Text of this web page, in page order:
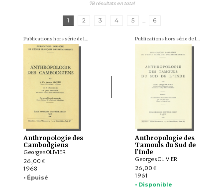
78 résultats en total
1 2 3 4 5 ... 6
Publications hors série de l'École française d'Extrême-Orient
Anthropologie des
Cambodgiens
Georges OLIVIER
26,00 €
1968
• Épuisé
Publications hors série de l'École française d'Extrême-Orient
Anthropologie des
Tamouls du Sud de
l'Inde
Georges OLIVIER
26,00 €
1961
• Disponible